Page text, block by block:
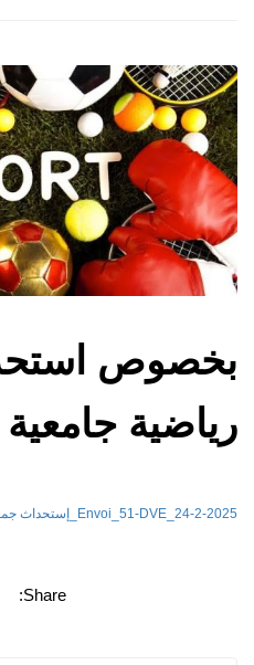
بخصوص
رياضية جامعية
Envoi_51-DVE_24-2-2025_إستحداث جمعيات رياضية
Share: